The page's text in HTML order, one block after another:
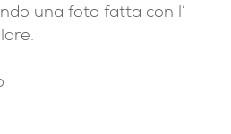
una foto fatta con l’